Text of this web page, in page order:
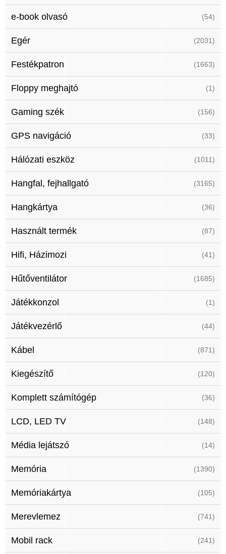
e-book olvasó (54)
Egér (2031)
Festékpatron (1663)
Floppy meghajtó (1)
Gaming szék (156)
GPS navigáció (33)
Hálózati eszköz (1011)
Hangfal, fejhallgató (3165)
Hangkártya (36)
Használt termék (87)
Hifi, Házimozi (41)
Hűtőventilátor (1685)
Játékkonzol (1)
Játékvezérlő (44)
Kábel (871)
Kiegészítő (120)
Komplett számítógép (36)
LCD, LED TV (148)
Média lejátszó (14)
Memória (1390)
Memóriakártya (105)
Merevlemez (741)
Mobil rack (241)